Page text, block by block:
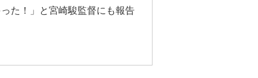
った！」と宮崎駿監督にも報告